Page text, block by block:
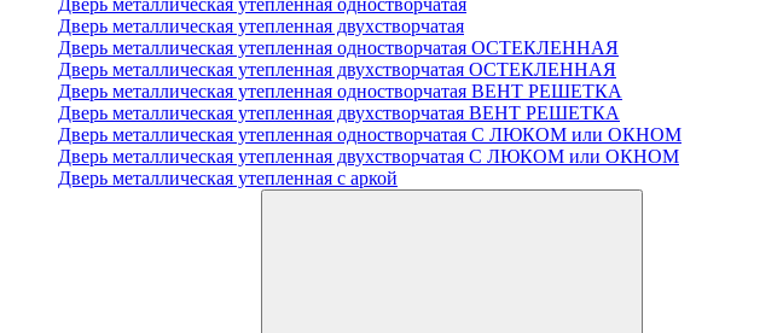
Дверь металлическая утепленная одностворчатая
Дверь металлическая утепленная двухстворчатая
Дверь металлическая утепленная одностворчатая ОСТЕКЛЕННАЯ
Дверь металлическая утепленная двухстворчатая ОСТЕКЛЕННАЯ
Дверь металлическая утепленная одностворчатая ВЕНТ РЕШЕТКА
Дверь металлическая утепленная двухстворчатая ВЕНТ РЕШЕТКА
Дверь металлическая утепленная одностворчатая С ЛЮКОМ или ОКНОМ
Дверь металлическая утепленная двухстворчатая С ЛЮКОМ или ОКНОМ
Дверь металлическая утепленная с аркой